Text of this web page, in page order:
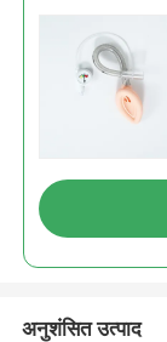
अनुशंसित उत्पाद